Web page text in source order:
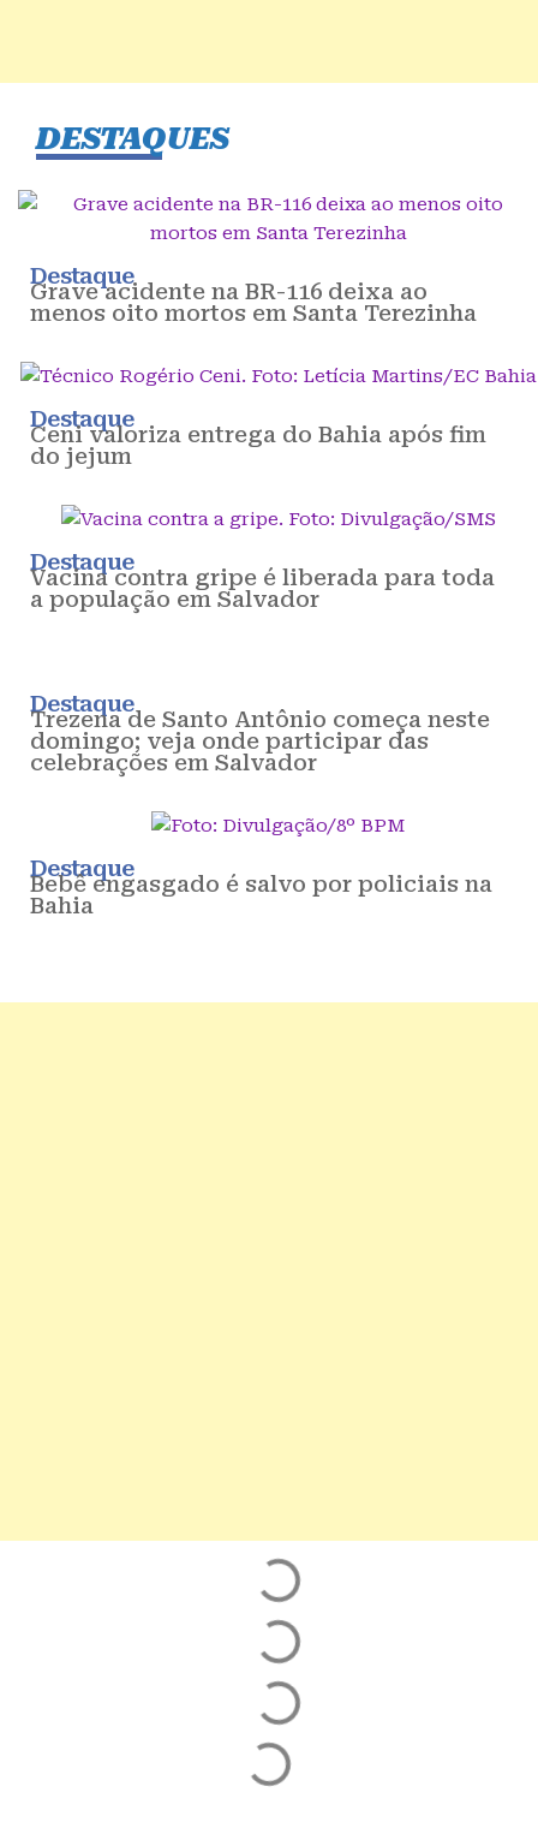
DESTAQUES
Destaque
Grave acidente na BR-116 deixa ao
menos oito mortos em Santa Terezinha
Destaque
Ceni valoriza entrega do Bahia após fim
do jejum
Destaque
Vacina contra gripe é liberada para toda
a população em Salvador
Destaque
Trezena de Santo Antônio começa neste
domingo; veja onde participar das
celebrações em Salvador
Destaque
Bebê engasgado é salvo por policiais na
Bahia